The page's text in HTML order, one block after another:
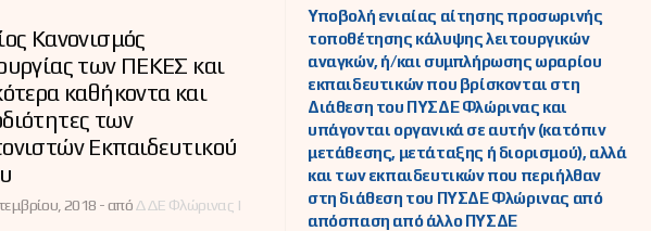
Κανονισμός
των ΠΕΚΕΣ και
καθήκοντα και
των
Εκπαιδευτικού
2018 -απόΔΔΕ Φλώρινας |
Υποβολή ενιαίας αίτησης προσωρινής
τοποθέτησης κάλυψης λειτουργικών
αναγκών, ή/και συμπλήρωσης ωραρίου
εκπαιδευτικών που βρίσκονται στη
Διάθεση του ΠΥΣΔΕ Φλώρινας και
υπάγονται οργανικά σε αυτήν (κατόπιν
μετάθεσης, μετάταξης ή διορισμού), αλλά
και των εκπαιδευτικών που περιήλθαν
στη διάθεση του ΠΥΣΔΕ Φλώρινας από
απόσπαση από άλλο ΠΥΣΔΕ